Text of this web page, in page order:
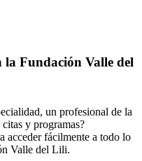
la Fundación Valle del
un profesional de la
y programas?
acceder fácilmente a todo lo
Valle del Lili.